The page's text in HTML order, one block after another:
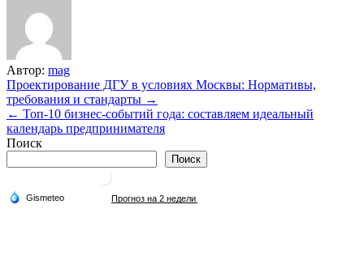
Автор: mag
Навигация
по
записям
Проектирование ДГУ в условиях Москвы: Нормативы,
требования и стандарты →
← Топ-10 бизнес-событий года: составляем идеальный
календарь предпринимателя
Поиск
Поиск